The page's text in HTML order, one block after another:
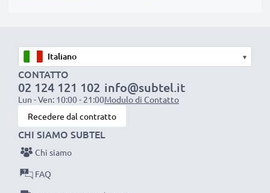
Corrente di carica: 1A
rapida, stabile, sicura
★cavo adattatoreper fotocamere con porta Micro
USB
★connettori che non ‘ballano’
★filo di1m,
non si aggroviglia ed è piacevole al tatto
▾
CONTATTO
02 124 121 102
Lun - Ven: 10:00 - 21:00
info@subtel.it
Modulo di Contatto
Recedere dal contratto
CHI SIAMO SUBTEL
Chi siamo
FAQ